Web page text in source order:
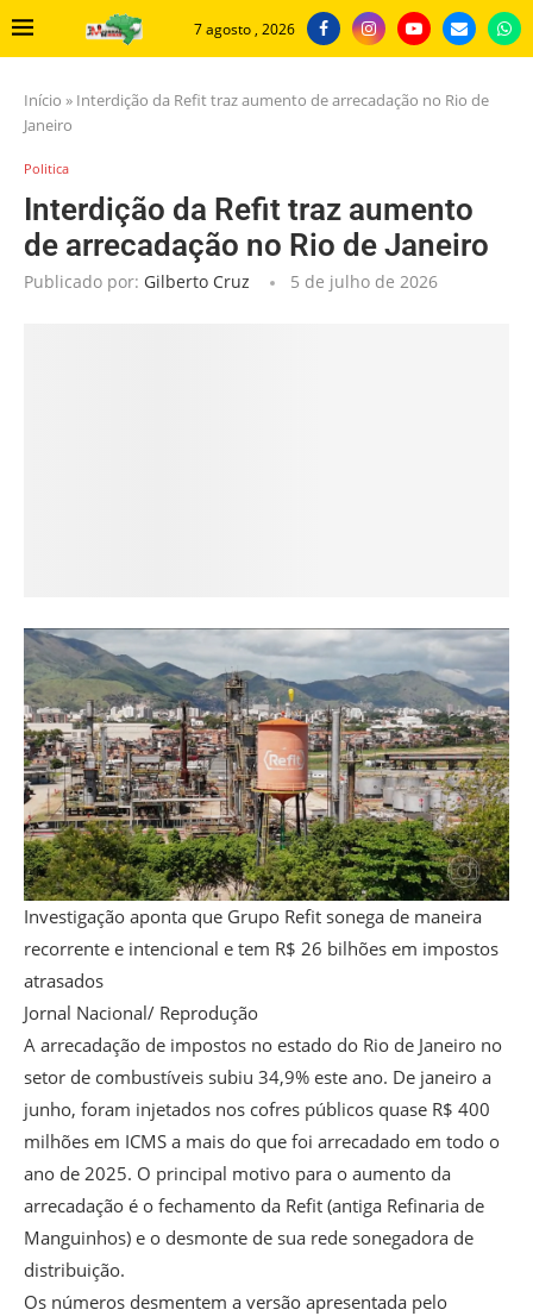
7 agosto , 2026
Início » Interdição da Refit traz aumento de arrecadação no Rio de
Janeiro
Politica
Interdição da Refit traz aumento
de arrecadação no Rio de Janeiro
Publicado por: Gilberto Cruz 5 de julho de 2026
Investigação aponta que Grupo Refit sonega de maneira
recorrente e intencional e tem R$ 26 bilhões em impostos
atrasados
Jornal Nacional/ Reprodução
A arrecadação de impostos no estado do Rio de Janeiro no
setor de combustíveis subiu 34,9% este ano. De janeiro a
junho, foram injetados nos cofres públicos quase R$ 400
milhões em ICMS a mais do que foi arrecadado em todo o
ano de 2025. O principal motivo para o aumento da
arrecadação é o fechamento da Refit (antiga Refinaria de
Manguinhos) e o desmonte de sua rede sonegadora de
distribuição.
Os números desmentem a versão apresentada pelo